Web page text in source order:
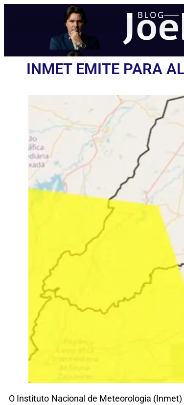
INMET EMITE PARA
O Instituto Nacional de Meteorologia